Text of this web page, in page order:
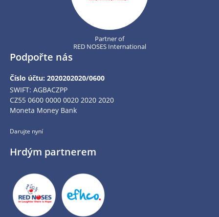
Partner of
RED NOSES International
Podpořte nás
Číslo účtu: 2020202020/0600
SWIFT: AGBACZPP
CZ55 0600 0000 0020 2020 2020
Moneta Money Bank
Darujte nyní
Hrdým partnerem